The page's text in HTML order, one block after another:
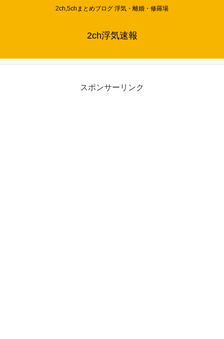
2ch,5chまとめブログ 浮気・離婚・修羅場
2ch浮気速報
スポンサーリンク